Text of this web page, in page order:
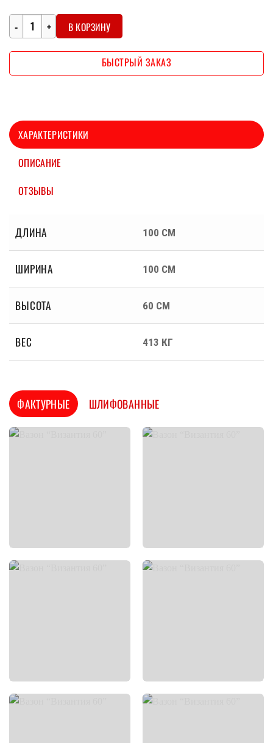
составляла
42000 ₽.
35000 ₽.
Количество В КОРЗИНУ
БЫСТРЫЙ ЗАКАЗ
ХАРАКТЕРИСТИКИ
ОПИСАНИЕ
ОТЗЫВЫ
ДЛИНА 100 СМ
ШИРИНА 100 СМ
ВЫСОТА 60 СМ
ВЕС 413 КГ
ФАКТУРНЫЕ ШЛИФОВАННЫЕ